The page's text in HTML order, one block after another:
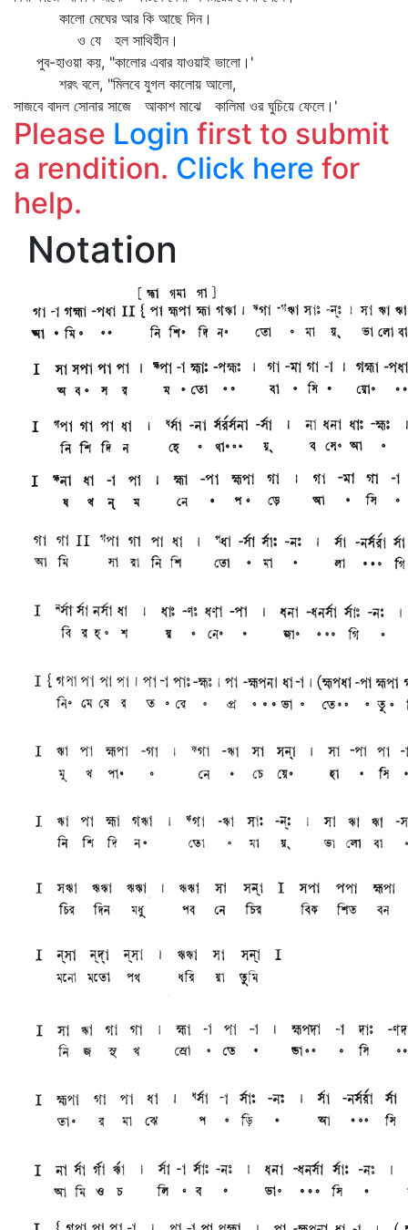
কালো মেঘের আর কি আছে দিন।
ও যে হল সাথিহীন।
পুব-হাওয়া কয়, "কালোর এবার যাওয়াই ভালো।'
শরৎ বলে, "মিলবে যুগল কালোয় আলো,
সাজবে বাদল সোনার সাজে আকাশ মাঝে কালিমা ওর ঘুচিয়ে ফেলে।'
Please Login first to submit
a rendition. Click here for
help.
Notation